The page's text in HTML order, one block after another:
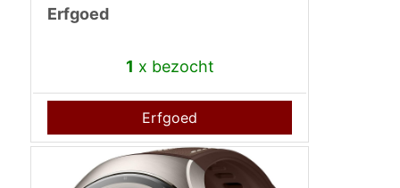
Erfgoed
1 x bezocht
Erfgoed